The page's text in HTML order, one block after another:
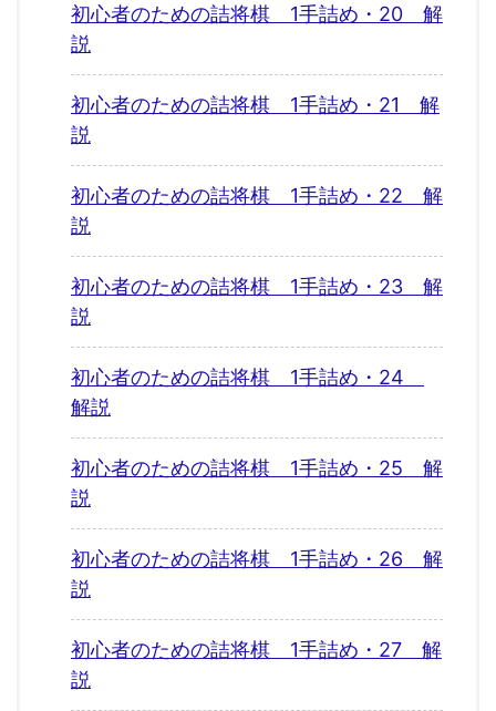
初心者のための詰将棋 1手詰め・20 解
説
初心者のための詰将棋 1手詰め・21 解
説
初心者のための詰将棋 1手詰め・22 解
説
初心者のための詰将棋 1手詰め・23 解
説
初心者のための詰将棋 1手詰め・24
解説
初心者のための詰将棋 1手詰め・25 解
説
初心者のための詰将棋 1手詰め・26 解
説
初心者のための詰将棋 1手詰め・27 解
説